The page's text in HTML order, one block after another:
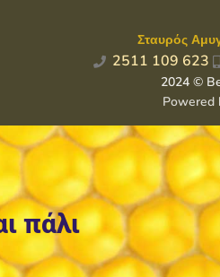
Σταυρός
2511 109 623
2024 ©
Powered
πάλι